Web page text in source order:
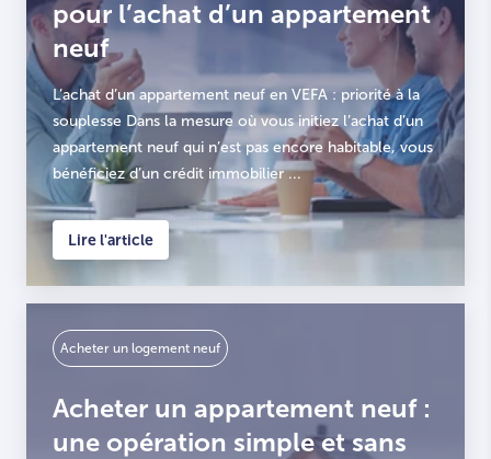
pour l’achat d’un appartement
neuf
L’achat d’un appartement neuf en VEFA : priorité à la
souplesse Dans la mesure où vous initiez l’achat d’un
appartement neuf qui n’est pas encore habitable, vous
bénéficiez d’un crédit immobilier ...
Lire l'article
Acheter un logement neuf
Acheter un appartement neuf :
une opération simple et sans